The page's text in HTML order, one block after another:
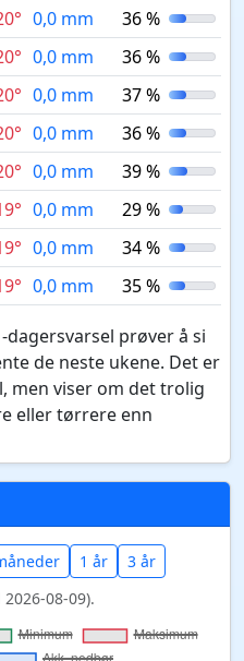
0,0 mm
36 %
0,0 mm
36 %
0,0 mm
37 %
0,0 mm
36 %
0,0 mm
39 %
0,0 mm
29 %
0,0 mm
34 %
0,0 mm 35 %
prøver å si
de neste ukene. Det er
men viser om det trolig
eller tørrere enn
1 år
3 år
08-09).